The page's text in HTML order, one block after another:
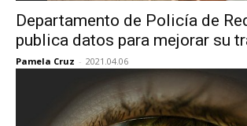
Departamento de Policía de
publica datos para mejorar su
Pamela Cruz - 2021.04.06